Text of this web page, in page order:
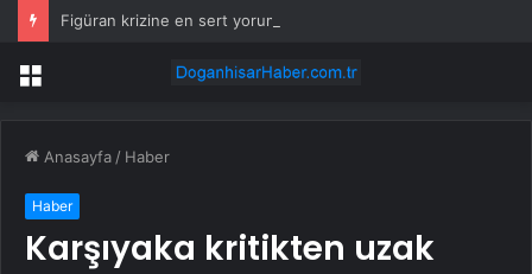
Figüran krizine en sert yorum Bahçeli’den geldi
Menü
Anasayfa / Haber
Haber
Karşıyaka kritikten uzak